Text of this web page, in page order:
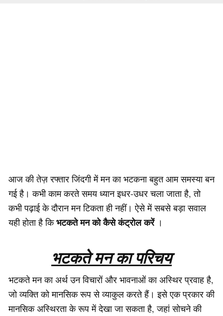
आज की तेज़ रफ्तार जिंदगी में मन का भटकना बहुत आम समस्या बन
गई है। कभी काम करते समय ध्यान इधर-उधर चला जाता है, तो
कभी पढ़ाई के दौरान मन टिकता ही नहीं। ऐसे में सबसे बड़ा सवाल
यही होता है किभटकते मन को कैसे कंट्रोल करें ।
भटकते मन का परिचय
भटकते मन का अर्थ उन विचारों और भावनाओं का अस्थिर प्रवाह है,
जो व्यक्ति को मानसिक रूप से व्याकुल करते हैं। इसे एक प्रकार की
मानसिक अस्थिरता के रूप में देखा जा सकता है, जहां सोचने की